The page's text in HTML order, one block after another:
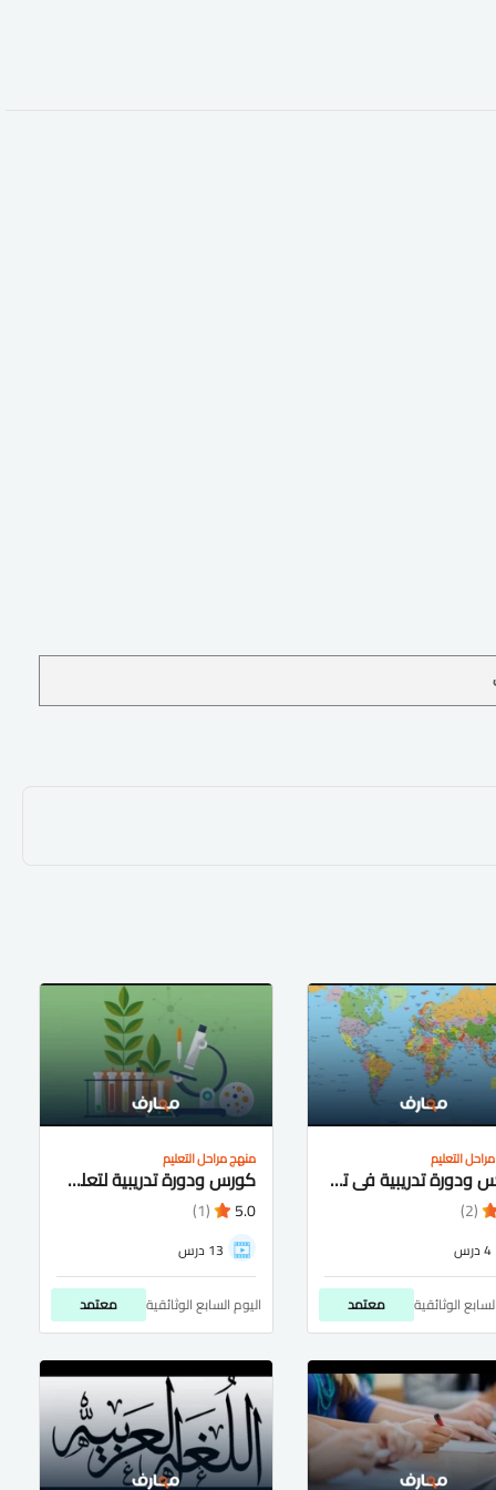
التعليم
كورس ودورة تدريبية فى تعلم جغرافيا المرحلة الثانوية
(2)
4 درس
الوثائقية معتمد
منهج مراحل التعليم
كورس ودورة تدريبية لتعلم أحياء للثانوية العامة
5.0
(1)
13 درس
اليوم السابع الوثائقية معتمد